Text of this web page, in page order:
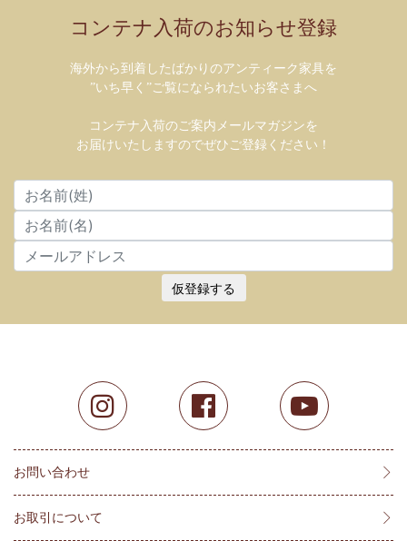
コンテナ入荷のお知らせ登録
海外から到着したばかりのアンティーク家具を
”いち早く”ご覧になられたいお客さまへ
コンテナ入荷のご案内メールマガジンを
お届けいたしますのでぜひご登録ください！
仮登録する
お問い合わせ
お取引について